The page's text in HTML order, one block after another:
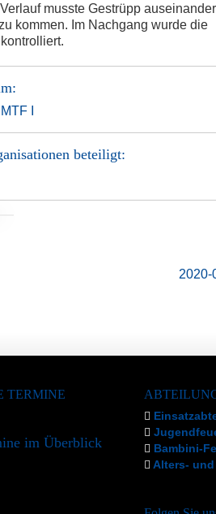
musste Gestrüpp auseinander
kommen. Im Nachgang wurde die
:
MTF I
beteiligt:
2020-
TERMINE
im Überblick
Bambini-
Alters-